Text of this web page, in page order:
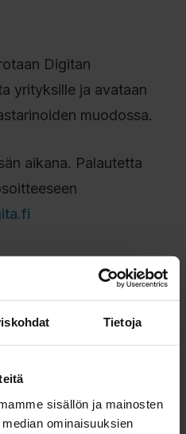
Tietoja
sisällön ja mainosten
ominaisuuksien
Digitan
yrityksille ja avataan
muodossa.
aikana. Palautetta